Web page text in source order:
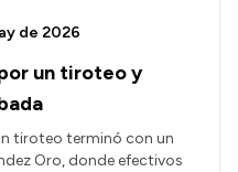
un tiroteo y
de 2026
tiroteo terminó con un
Oro, donde efectivos